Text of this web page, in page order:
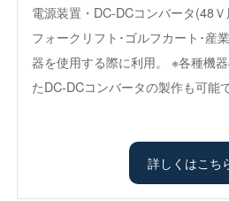
電源装置・DC-DCコンバータ(48
フォークリフト･ゴルフカート･産
器を使用する際に利用。 ※各種機
たDC-DCコンバータの製作も可能で
詳しくはこち